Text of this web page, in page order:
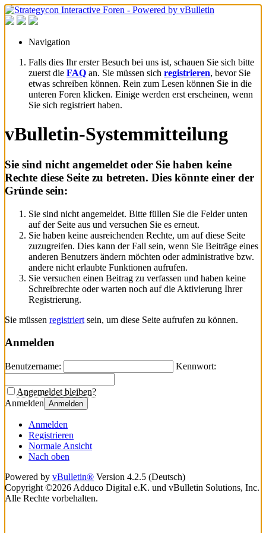
Navigation
Falls dies Ihr erster Besuch bei uns ist, schauen Sie sich bitte
zuerst die FAQ an. Sie müssen sich registrieren, bevor Sie
etwas schreiben können. Rein zum Lesen können Sie in die
unteren Foren klicken. Einige werden erst erscheinen, wenn
Sie sich registriert haben.
vBulletin-Systemmitteilung
Sie sind nicht angemeldet oder Sie haben keine
Rechte diese Seite zu betreten. Dies könnte einer der
Gründe sein:
Sie sind nicht angemeldet. Bitte füllen Sie die Felder unten
auf der Seite aus und versuchen Sie es erneut.
Sie haben keine ausreichenden Rechte, um auf diese Seite
zuzugreifen. Dies kann der Fall sein, wenn Sie Beiträge eines
anderen Benutzers ändern möchten oder administrative bzw.
andere nicht erlaubte Funktionen aufrufen.
Sie versuchen einen Beitrag zu verfassen und haben keine
Schreibrechte oder warten noch auf die Aktivierung Ihrer
Registrierung.
Sie müssen registriert sein, um diese Seite aufrufen zu können.
Anmelden
Benutzername: Kennwort:
Angemeldet bleiben?
Anmelden Anmelden
Anmelden
Registrieren
Normale Ansicht
Nach oben
Powered by vBulletin® Version 4.2.5 (Deutsch)
Copyright ©2026 Adduco Digital e.K. und vBulletin Solutions, Inc.
Alle Rechte vorbehalten.